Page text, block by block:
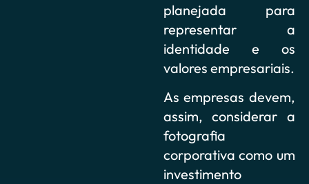
planejada para
representar a
identidade e os
valores empresariais.
As empresas devem,
assim, considerar a
fotografia
corporativa como um
investimento